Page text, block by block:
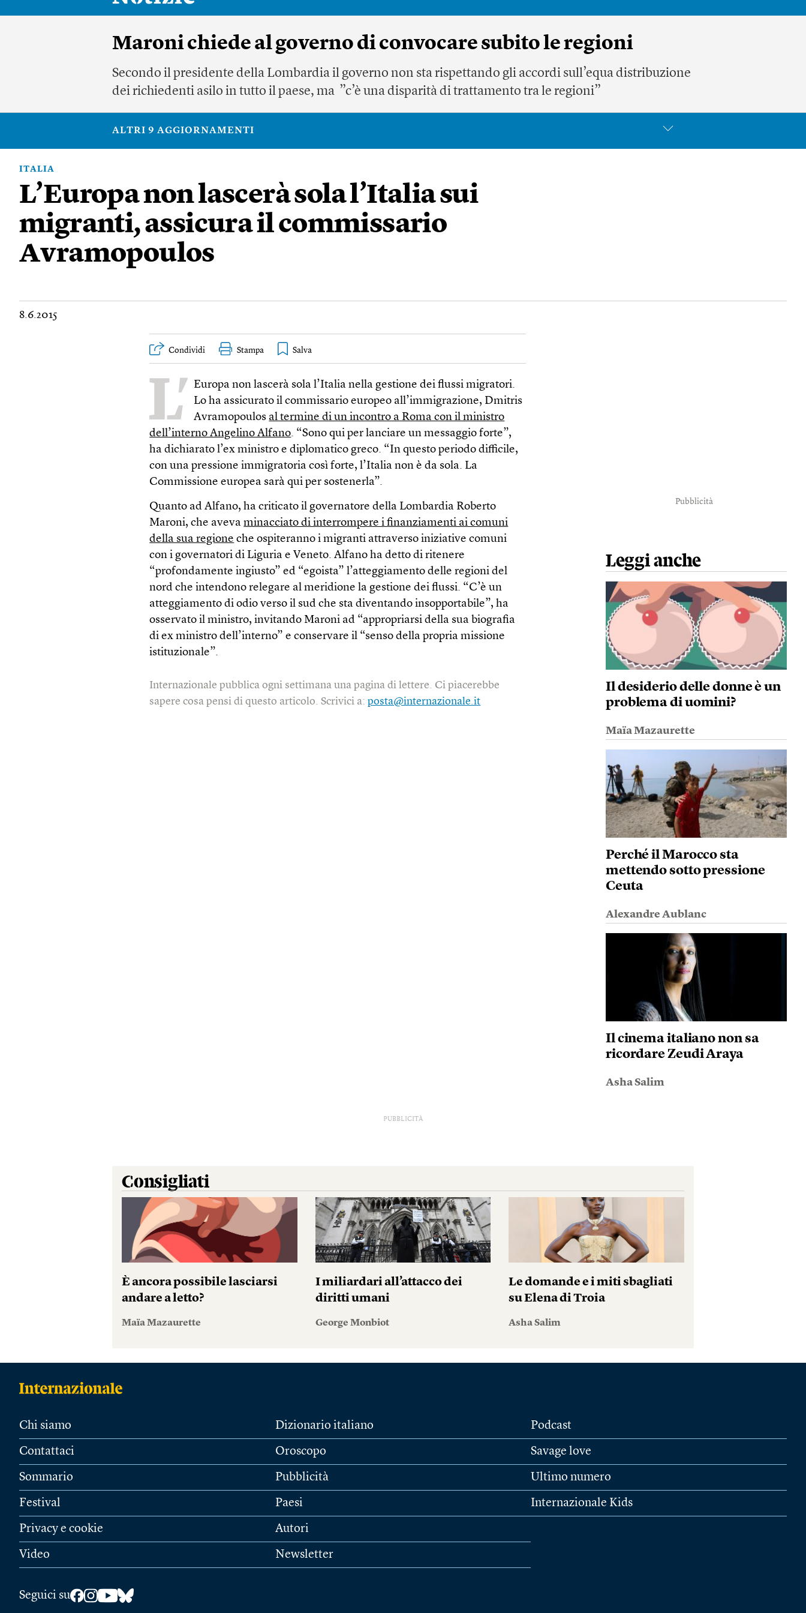
Maroni chiede al governo di convocare subito le regioni
Secondo il presidente della Lombardia il governo non sta rispettando gli accordi sull’equa distribuzione
dei richiedenti asilo in tutto il paese, ma ”c’è una disparità di trattamento tra le regioni”
ALTRI 9 AGGIORNAMENTI
ITALIA
L’Europa non lascerà sola l’Italia sui
migranti, assicura il commissario
Avramopoulos
8.6.2015
Condividi Stampa
L’ Europa non lascerà sola l’Italia nella gestione dei flussi migratori.
Lo ha assicurato il commissario europeo all’immigrazione, Dmitris
Avramopoulos al termine di un incontro a Roma con il ministro
dell’interno Angelino Alfano. “Sono qui per lanciare un messaggio forte”,
ha dichiarato l’ex ministro e diplomatico greco. “In questo periodo difficile,
con una pressione immigratoria così forte, l’Italia non è da sola. La
Commissione europea sarà qui per sostenerla”.
Quanto ad Alfano, ha criticato il governatore della Lombardia Roberto
Maroni, che avevaminacciato di interrompere i finanziamenti ai comuni
della sua regione che ospiteranno i migranti attraverso iniziative comuni
con i governatori di Liguria e Veneto. Alfano ha detto di ritenere
“profondamente ingiusto” ed “egoista” l’atteggiamento delle regioni del
nord che intendono relegare al meridione la gestione dei flussi. “C’è un
atteggiamento di odio verso il sud che sta diventando insopportabile”, ha
osservato il ministro, invitando Maroni ad “appropriarsi della sua biografia
di ex ministro dell’interno” e conservare il “senso della propria missione
istituzionale”.
Internazionale pubblica ogni settimana una pagina di lettere. Ci piacerebbe
sapere cosa pensi di questo articolo. Scrivici a:posta@internazionale.it
Pubblicità
Leggi anche
Il desiderio delle donne è un
problema di uomini?
Maïa Mazaurette
Perché il Marocco sta
mettendo sotto pressione
Ceuta
Alexandre Aublanc
Il cinema italiano non sa
ricordare Zeudi Araya
Asha Salim
PUBBLICITÀ
Consigliati
È ancora possibile lasciarsi
andare a letto?
Maïa Mazaurette
I miliardari all’attacco dei
diritti umani
George Monbiot
Le domande e i miti sbagliati
su Elena di Troia
Asha Salim
Chi siamo
Contattaci
Sommario
Festival
Privacy e cookie
Video
Dizionario italiano
Oroscopo
Pubblicità
Paesi
Autori
Newsletter
Podcast
Savage love
Ultimo numero
Internazionale Kids
Seguici su